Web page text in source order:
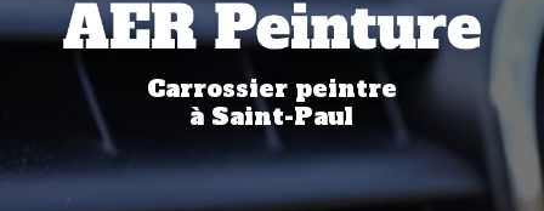
Carrossier peintre
à Saint-Paul